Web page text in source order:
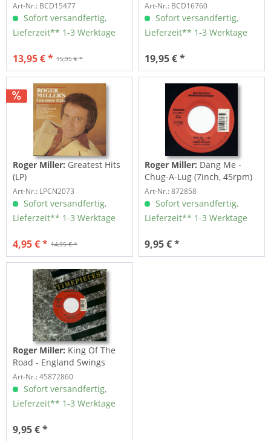
Art-Nr.: BCD15477
Sofort versandfertig,
Lieferzeit** 1-3 Werktage
15,95 € *
13,95 € *
Art-Nr.: BCD16760
Sofort versandfertig,
Lieferzeit** 1-3 Werktage
19,95 € *
Roger Miller: Greatest Hits
(LP)
Art-Nr.: LPCN2073
Sofort versandfertig,
Lieferzeit** 1-3 Werktage
14,95 € *
4,95 € *
Roger Miller: Dang Me -
Chug-A-Lug (7inch, 45rpm)
Art-Nr.: 872858
Sofort versandfertig,
Lieferzeit** 1-3 Werktage
9,95 € *
Roger Miller: King Of The
Road - England Swings
(7inch,...
Art-Nr.: 45872860
Sofort versandfertig,
Lieferzeit** 1-3 Werktage
9,95 € *